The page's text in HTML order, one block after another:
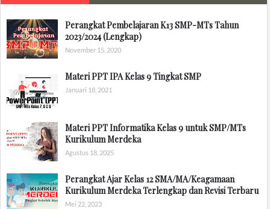
Perangkat Pembelajaran K13 SMP-MTs Tahun
2023/2024 (Lengkap)
November 15, 2020
Materi PPT IPA Kelas 9 Tingkat SMP
Januari 18, 2021
Materi PPT Informatika Kelas 9 untuk SMP/MTs
Kurikulum Merdeka
Agustus 18, 2025
Perangkat Ajar Kelas 12 SMA/MA/Keagamaan
Kurikulum Merdeka Terlengkap dan Revisi Terbaru
Mei 22, 2023